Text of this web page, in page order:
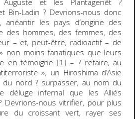
Auguste et les Plantagenêt ?
Bin-Ladin ? Devrions-nous donc
anéantir les pays d’origine des
des hommes, des femmes, des
– et, peut-être, radioactif – de
non moins fanatiques que leurs
en témoigne [1] – ? refaire, au
», un Hiroshima d’Asie
du nord ? surpasser, au nom du
déluge infernal que les Alliés
Devrions-nous vitrifier, pour plus
du croissant vert, rayer ses